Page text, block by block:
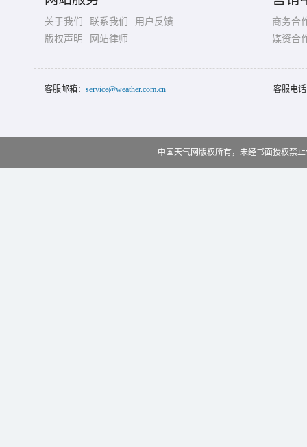
关于我们 联系我们
用户反馈
版权声明
网站律师
商务合
媒资合
客服邮箱： service@weather.com.cn 客服电
中国天气网版权所有，未经书面授权